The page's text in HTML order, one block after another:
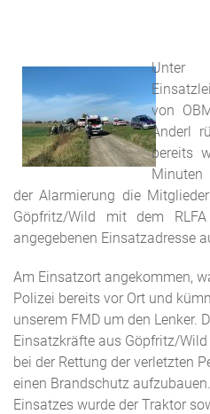
von
Anderl
bereits
der Alarmierung die
Göpfritz/Wild mit dem
angegebenen Einsatzadresse
Am Einsatzort angekommen,
Polizei bereits vor Ort und
unserem FMD um den Lenker.
Einsatzkräfte aus Göpfritz/
bei der Rettung der verletzten
einen Brandschutz
Einsatzes wurde der Traktor